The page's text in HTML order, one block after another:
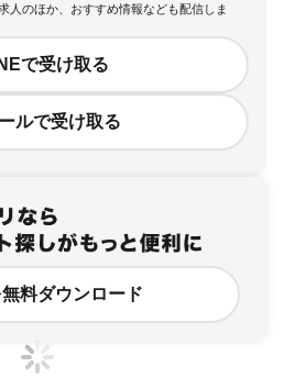
人のほか、おすすめ情報なども配信しま
で受け取る
ルで受け取る
料ダウンロード